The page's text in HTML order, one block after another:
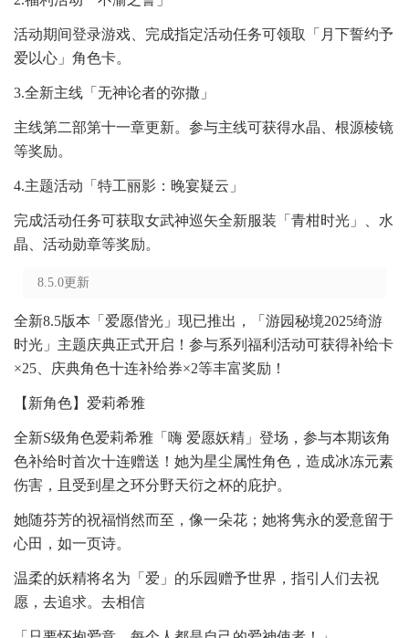
活动期间登录游戏、完成指定活动任务可领取「月下誓约予
爱以心」角色卡。
3.全新主线「无神论者的弥撒」
主线第二部第十一章更新。参与主线可获得水晶、根源棱镜
等奖励。
4.主题活动「特工丽影：晚宴疑云」
完成活动任务可获取女武神巡矢全新服装「青柑时光」、水
晶、活动勋章等奖励。
8.5.0更新
全新8.5版本「爱愿偕光」现已推出，「游园秘境2025绮游
时光」主题庆典正式开启！参与系列福利活动可获得补给卡
×25、庆典角色十连补给券×2等丰富奖励！
【新角色】爱莉希雅
全新S级角色爱莉希雅「嗨 爱愿妖精」登场，参与本期该角
色补给时首次十连赠送！她为星尘属性角色，造成冰冻元素
伤害，且受到星之环分野天衍之杯的庇护。
她随芬芳的祝福悄然而至，像一朵花；她将隽永的爱意留于
心田，如一页诗。
温柔的妖精将名为「爱」的乐园赠予世界，指引人们去祝
愿，去追求。去相信